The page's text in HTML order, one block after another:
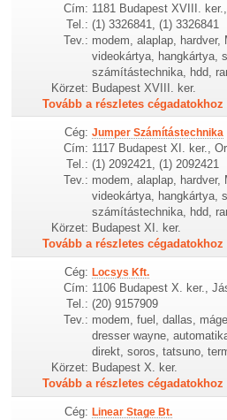
Cím: 1181 Budapest XVIII.
Tel.: (1) 3326841, (1) 3326841
Tev.: modem, alaplap, hardver,
videokártya, hangkártya,
számítástechnika, hdd,
Körzet: Budapest XVIII. ker.
Tovább a részletes cégadatokhoz
Cég: Jumper Számítástechnika
Cím: 1117 Budapest XI. ker.,
Tel.: (1) 2092421, (1) 2092421
Tev.: modem, alaplap, hardver,
videokártya, hangkártya,
számítástechnika, hdd,
Körzet: Budapest XI. ker.
Tovább a részletes cégadatokhoz
Cég: Locsys Kft.
Cím: 1106 Budapest X. ker.,
Tel.: (20) 9157909
Tev.: modem, fuel, dallas,
dresser wayne,
direkt, soros, tatsuno,
Körzet: Budapest X. ker.
Tovább a részletes cégadatokhoz
Cég: Linear Stage Bt.